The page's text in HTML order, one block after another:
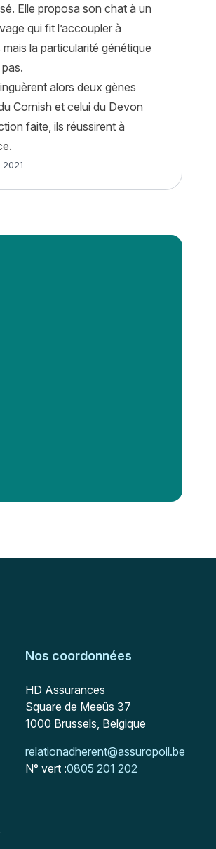
Elle proposa son chat à un
qui fit l’accoupler à
la particularité génétique
alors deux gènes
Cornish et celui du Devon
faite, ils réussirent à
Nos coordonnées
Adresse postale
HD Assurances
Square de Meeûs 37
1000 Brussels, Belgique
Mail :
relationadherent@assuropoil.be
N° vert :0805 201 202